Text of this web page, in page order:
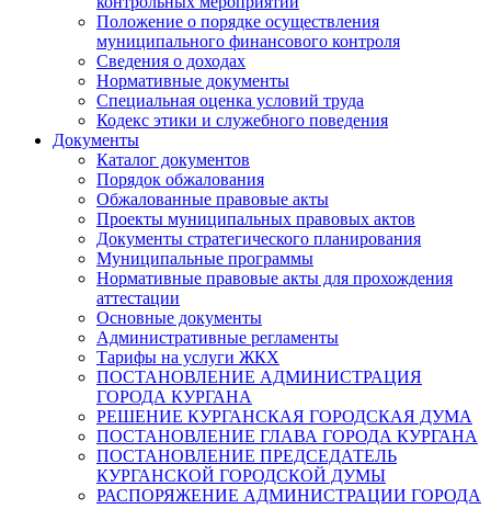
Положение о порядке осуществления
муниципального финансового контроля
Сведения о доходах
Нормативные документы
Специальная оценка условий труда
Кодекс этики и служебного поведения
Документы
Каталог документов
Порядок обжалования
Обжалованные правовые акты
Проекты муниципальных правовых актов
Документы стратегического планирования
Муниципальные программы
Нормативные правовые акты для прохождения
аттестации
Основные документы
Административные регламенты
Тарифы на услуги ЖКХ
ПОСТАНОВЛЕНИЕ АДМИНИСТРАЦИЯ
ГОРОДА КУРГАНА
РЕШЕНИЕ КУРГАНСКАЯ ГОРОДСКАЯ ДУМА
ПОСТАНОВЛЕНИЕ ГЛАВА ГОРОДА КУРГАНА
ПОСТАНОВЛЕНИЕ ПРЕДСЕДАТЕЛЬ
КУРГАНСКОЙ ГОРОДСКОЙ ДУМЫ
РАСПОРЯЖЕНИЕ АДМИНИСТРАЦИИ ГОРОДА